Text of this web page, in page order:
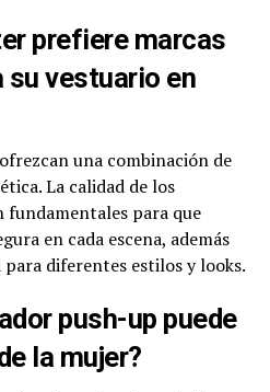
prefiere marcas
vestuario en
una combinación de
La calidad de los
fundamentales para que
en cada escena, además
diferentes estilos y looks.
push-up puede
la mujer?